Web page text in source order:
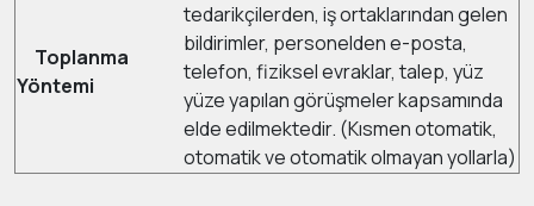
Toplanma
Yöntemi
tedarikçilerden, iş ortaklarından gelen
bildirimler, personelden e-posta,
telefon, fiziksel evraklar, talep, yüz
yüze yapılan görüşmeler kapsamında
elde edilmektedir. (Kısmen otomatik,
otomatik ve otomatik olmayan yollarla)